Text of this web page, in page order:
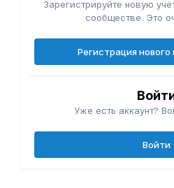
Зарегистрируйте новую
сообществе. Это
Регистрация нового
Уже есть аккаунт?
Войти